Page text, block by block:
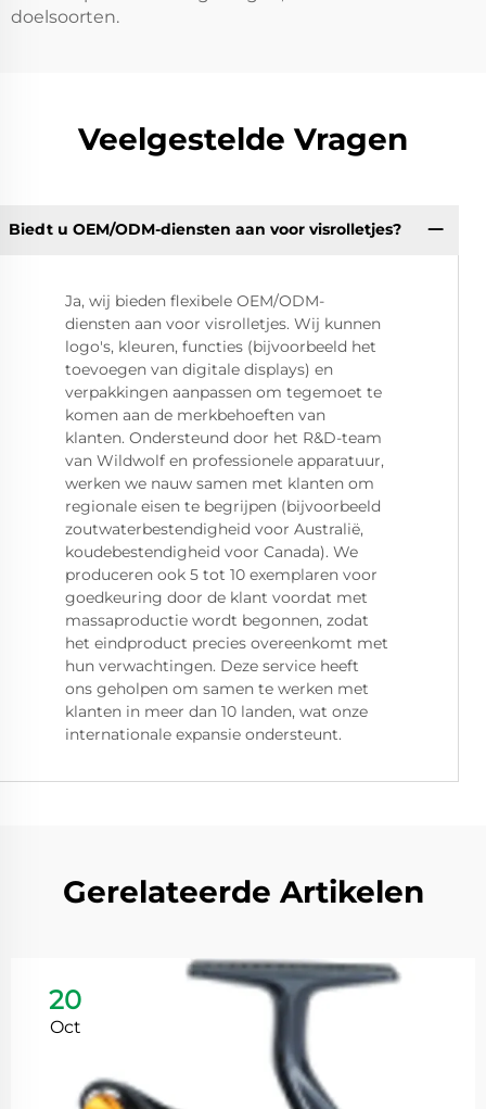
doelsoorten.
Veelgestelde Vragen
Biedt u OEM/ODM-diensten aan voor visrolletjes?
Ja, wij bieden flexibele OEM/ODM-
diensten aan voor visrolletjes. Wij kunnen
logo's, kleuren, functies (bijvoorbeeld het
toevoegen van digitale displays) en
verpakkingen aanpassen om tegemoet te
komen aan de merkbehoeften van
klanten. Ondersteund door het R&D-team
van Wildwolf en professionele apparatuur,
werken we nauw samen met klanten om
regionale eisen te begrijpen (bijvoorbeeld
zoutwaterbestendigheid voor Australië,
koudebestendigheid voor Canada). We
produceren ook 5 tot 10 exemplaren voor
goedkeuring door de klant voordat met
massaproductie wordt begonnen, zodat
het eindproduct precies overeenkomt met
hun verwachtingen. Deze service heeft
ons geholpen om samen te werken met
klanten in meer dan 10 landen, wat onze
internationale expansie ondersteunt.
Gerelateerde Artikelen
20
Oct